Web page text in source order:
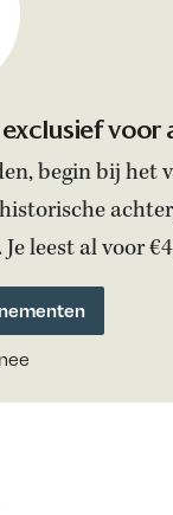
voor
begin bij het
leest al voor